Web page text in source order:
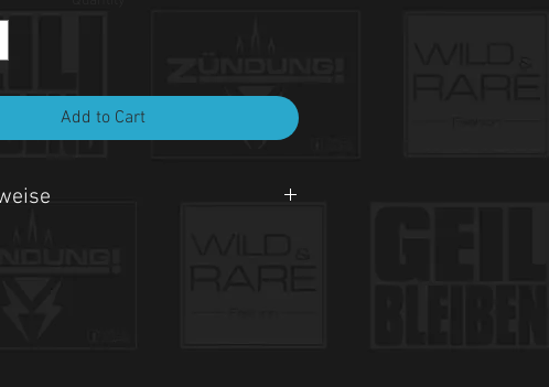
Add to Cart